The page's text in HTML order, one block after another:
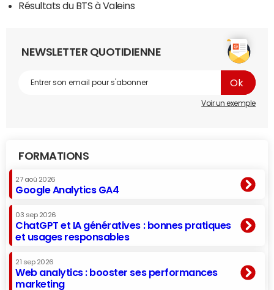
Résultats du BTS à Valeins
NEWSLETTER QUOTIDIENNE
Voir un exemple
FORMATIONS
27 aoû 2026
Google Analytics GA4
03 sep 2026
ChatGPT et IA génératives : bonnes pratiques
et usages responsables
21 sep 2026
Web analytics : booster ses performances
marketing